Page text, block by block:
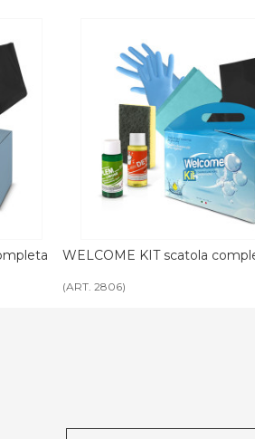
BASIC WELCOME KIT
(ART. 1984 - 3107 - 3312)